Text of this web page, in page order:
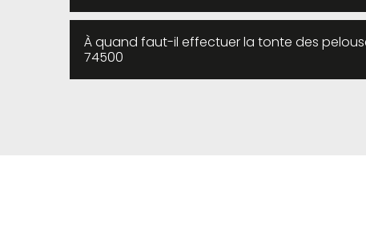
À quand faut-il effectuer la tonte des
74500